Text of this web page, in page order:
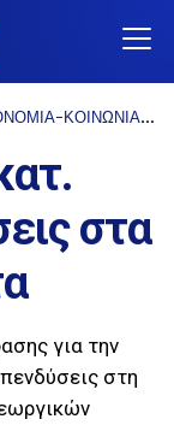
ΚΟΙΝΩΝΙΑ
στα
για την
στη